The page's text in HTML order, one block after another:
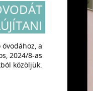
a
2024/8-as
közöljük.